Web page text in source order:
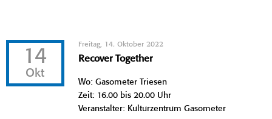
14
Okt
Freitag, 14. Oktober 2022
Recover Together
Wo: Gasometer Triesen
Zeit: 16.00 bis 20.00 Uhr
Veranstalter: Kulturzentrum Gasometer